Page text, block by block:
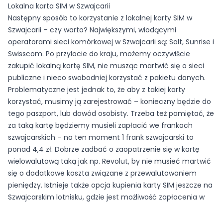
Lokalna karta SIM w Szwajcarii
Następny sposób to korzystanie z lokalnej karty SIM w
Szwajcarii – czy warto? Największymi, wiodącymi
operatorami sieci komórkowej w Szwajcarii są: Salt, Sunrise i
Swisscom. Po przylocie do kraju, możemy oczywiście
zakupić lokalną kartę SIM, nie musząc martwić się o sieci
publiczne i nieco swobodniej korzystać z pakietu danych.
Problematyczne jest jednak to, że aby z takiej karty
korzystać, musimy ją zarejestrować – konieczny będzie do
tego paszport, lub dowód osobisty. Trzeba też pamiętać, że
za taką kartę będziemy musieli zapłacić we frankach
szwajcarskich – na ten moment 1 frank szwajcarski to
ponad 4,4 zł. Dobrze zadbać o zaopatrzenie się w kartę
wielowalutową taką jak np. Revolut, by nie musieć martwić
się o dodatkowe koszta związane z przewalutowaniem
pieniędzy. Istnieje także opcja kupienia karty SIM jeszcze na
Szwajcarskim lotnisku, gdzie jest możliwość zapłacenia w